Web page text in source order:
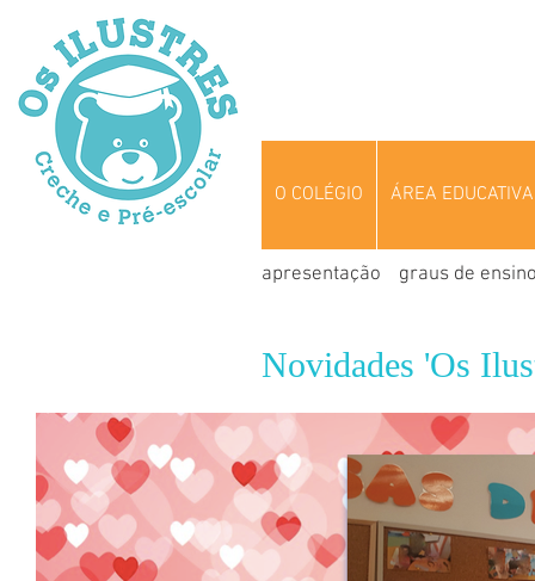
O COLÉGIO ÁREA EDUCATIVA
apresentação graus de
Novidades 'Os